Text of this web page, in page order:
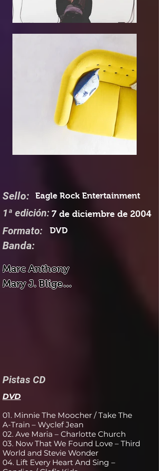
Sello: Eagle Rock Entertainment
1ª edición: 7 de diciembre de 2004
Formato: DVD
Banda:
Marc Anthony
Mary J. Blige
Pistas CD
DVD
01. Minnie The Moocher / Take The
A-Train – Wyclef Jean
02. Ave Maria – Charlotte Church
03. Now That We Found Love – Third
World and Stevie Wonder
04. Lift Every Heart And Sing –